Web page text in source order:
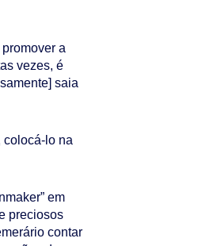
a
vezes, é
saia
colocá-lo na
em
preciosos
contar